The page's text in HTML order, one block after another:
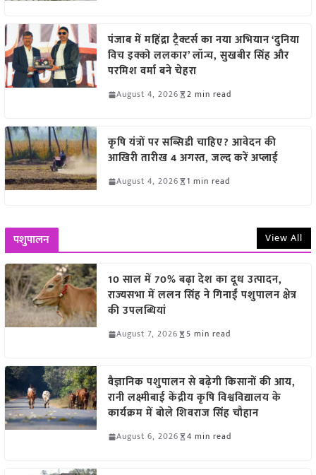
पंजाब में महिंद्रा ट्रैक्टर्स का नया अभियान ‘दुनिया
विच इक्को ललकार’ लॉन्च, सुखबीर सिंह और
परमिश वर्मा बने चेहरा
August 4, 2026 2 min read
कृषि यंत्रों पर सब्सिडी चाहिए? आवेदन की
आखिरी तारीख 4 अगस्त, जल्द करें अप्लाई
August 4, 2026 1 min read
पशुपालन View All
10 साल में 70% बढ़ा देश का दूध उत्पादन,
राज्यसभा में ललन सिंह ने गिनाईं पशुपालन क्षेत्र
की उपलब्धियां
August 7, 2026 5 min read
वैज्ञानिक पशुपालन से बढ़ेगी किसानों की आय,
रानी लक्ष्मीबाई केंद्रीय कृषि विश्वविद्यालय के
कार्यक्रम में बोले शिवराज सिंह चौहान
August 6, 2026 4 min read